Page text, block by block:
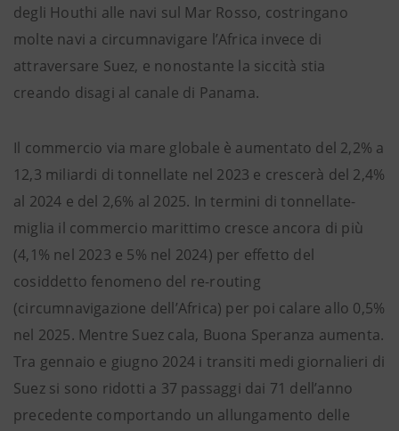
degli Houthi alle navi sul Mar Rosso, costringano
molte navi a circumnavigare l’Africa invece di
attraversare Suez, e nonostante la siccità stia
creando disagi al canale di Panama.
Il commercio via mare globale è aumentato del 2,2% a
12,3 miliardi di tonnellate nel 2023 e crescerà del 2,4%
al 2024 e del 2,6% al 2025. In termini di tonnellate-
miglia il commercio marittimo cresce ancora di più
(4,1% nel 2023 e 5% nel 2024) per effetto del
cosiddetto fenomeno del re-routing
(circumnavigazione dell’Africa) per poi calare allo 0,5%
nel 2025. Mentre Suez cala, Buona Speranza aumenta.
Tra gennaio e giugno 2024 i transiti medi giornalieri di
Suez si sono ridotti a 37 passaggi dai 71 dell’anno
precedente comportando un allungamento delle